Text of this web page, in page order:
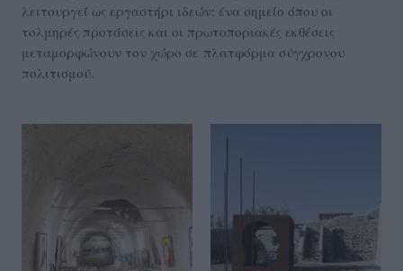
λειτουργεί ως εργαστήρι ιδεών: ένα σημείο όπου οι
τολμηρές προτάσεις και οι πρωτοποριακές εκθέσεις
μεταμορφώνουν τον χώρο σε πλατφόρμα σύγχρονου
πολιτισμού.